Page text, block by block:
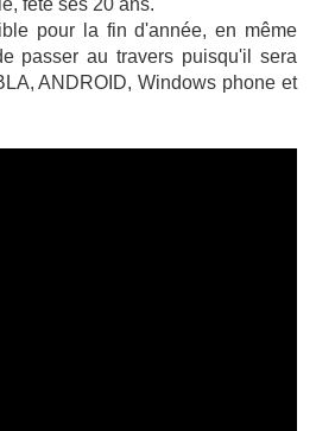
fête ses 20 ans.
pour la fin d'année, en même
passer au travers puisqu'il sera
ANDROID, Windows phone et